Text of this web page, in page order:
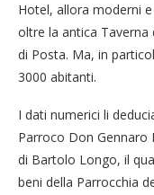
Hotel, allora moderni
oltre la antica Taverna
di Posta. Ma, in
3000 abitanti.
I dati numerici li
Parroco Don
di Bartolo Longo, il
beni della Parrocchia